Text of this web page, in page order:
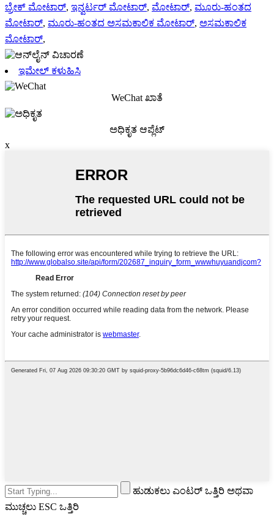
ಬ್ರೇಕ್ ಮೋಟಾರ್, ಇನ್ವರ್ಟರ್ ಮೋಟಾರ್, ಮೋಟಾರ್, ಮೂರು-ಹಂತದ
ಮೋಟಾರ್, ಮೂರು-ಹಂತದ ಅಸಮಕಾಲಿಕ ಮೋಟಾರ್, ಅಸಮಕಾಲಿಕ
ಮೋಟಾರ್,
ಇಮೇಲ್ ಕಳುಹಿಸಿ
WeChat ಖಾತೆ
ಅಧಿಕೃತ ಆಪ್ಲೆಟ್
x
ಹುಡುಕಲು ಎಂಟರ್ ಒತ್ತಿರಿ ಅಥವಾ
ಮುಚ್ಚಲು ESC ಒತ್ತಿರಿ